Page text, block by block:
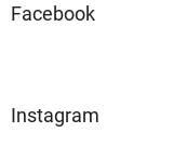
Facebook
Instagram